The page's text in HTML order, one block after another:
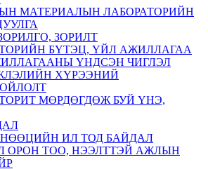
МАТЕРИАЛЫН ЛАБОРАТОРИЙН
ЗОРИЛТ
БҮТЭЦ, ҮЙЛ АЖИЛЛАГАА
ҮНДСЭН ЧИГЛЭЛ
ХҮРЭЭНИЙ
МӨРДӨГДӨЖ БУЙ ҮНЭ,
ИЛ ТОД БАЙДАЛ
ОРОН ТОО, НЭЭЛТТЭЙ АЖЛЫН